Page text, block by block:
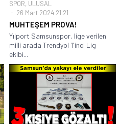
SPOR, ULUSAL
26 Mart 2024 21:21
MUHTEŞEM PROVA!
Yılport Samsunspor, lige verilen
milli arada Trendyol 1'inci Lig
ekibi...